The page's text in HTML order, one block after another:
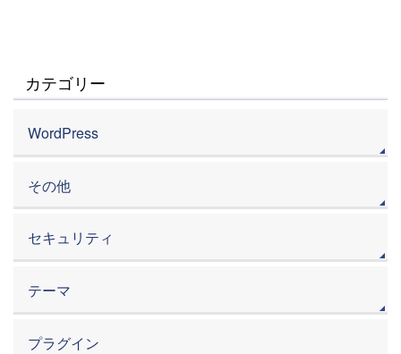
カテゴリー
WordPress
その他
セキュリティ
テーマ
プラグイン